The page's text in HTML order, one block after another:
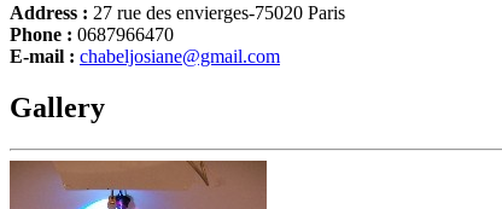
Address : 27 rue des envierges-75020 Paris
Phone : 0687966470
E-mail : chabeljosiane@gmail.com
Gallery